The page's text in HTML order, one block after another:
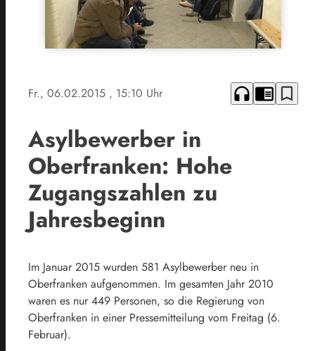
Fr., 06.02.2015 , 15:10 Uhr headphones chrome_reader_mode bookmark_border
Asylbewerber in
Oberfranken: Hohe
Zugangszahlen zu
Jahresbeginn
Im Januar 2015 wurden 581 Asylbewerber neu in
Oberfranken aufgenommen. Im gesamten Jahr 2010
waren es nur 449 Personen, so die Regierung von
Oberfranken in einer Pressemitteilung vom Freitag (6.
Februar).